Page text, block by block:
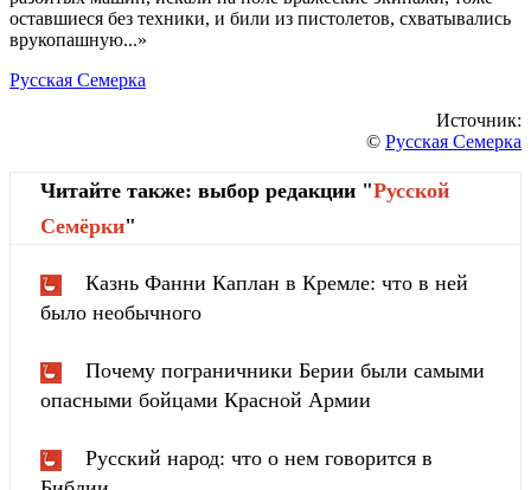
оставшиеся без техники, и били из пистолетов, схватывались
врукопашную...»
Русская Семерка
Источник:
© Русская Семерка
Читайте также: выбор редакции "Русской
Cемёрки"
Казнь Фанни Каплан в Кремле: что в ней
было необычного
Почему пограничники Берии были самыми
опасными бойцами Красной Армии
Русский народ: что о нем говорится в